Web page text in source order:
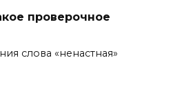
проверочное
слова «ненастная»